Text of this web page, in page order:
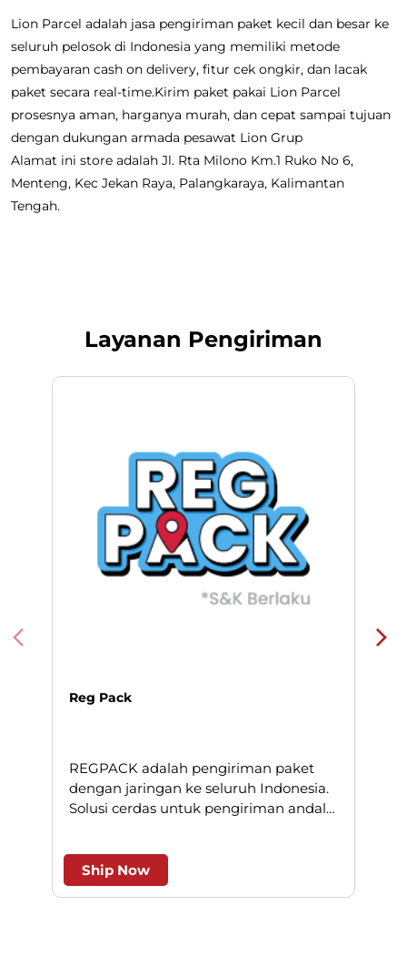
Lion Parcel adalah jasa pengiriman paket kecil dan besar ke
seluruh pelosok di Indonesia yang memiliki metode
pembayaran cash on delivery, fitur cek ongkir, dan lacak
paket secara real-time.Kirim paket pakai Lion Parcel
prosesnya aman, harganya murah, dan cepat sampai tujuan
dengan dukungan armada pesawat Lion Grup
Alamat ini store adalah Jl. Rta Milono Km.1 Ruko No 6,
Menteng, Kec Jekan Raya, Palangkaraya, Kalimantan
Tengah.
Layanan Pengiriman
Reg Pack
REGPACK adalah pengiriman paket
dengan jaringan ke seluruh Indonesia.
Solusi cerdas untuk pengiriman andal
Ship Now